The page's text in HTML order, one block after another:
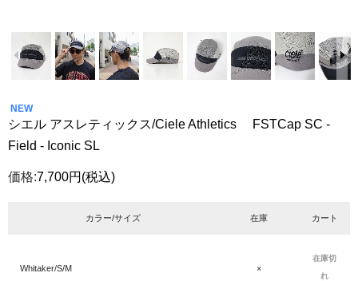
NEW
シエル アスレティックス/Ciele Athletics FSTCap SC -
Field - Iconic SL
価格:7,700円 (税込)
カラー/サイズ 在庫 カート
Whitaker/S/M ×
在庫切
れ